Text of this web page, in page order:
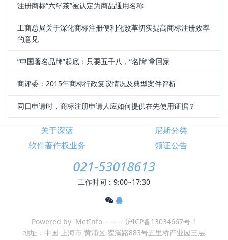
注册商标“六堡茶”被认定为商品通用名称
工商总局关于深化商标注册便利化改革切实提高商标注册效率
的意见
“中国著名品牌”起底：只要五千八，“名牌”拿回家
商评委：2015年商标行政复议情况及典型案件评析
同日申请时，商标注册申请人应如何提供在先使用证据？
关于深蓝
尼斯分类
软件著作权业务
领证公告
021-53018613
工作时间：9:00~17:30
Powered by MetInfo---------沪ICP备13034667号-1
地址：中国 上海市 黄浦区 瞿溪路883号五里桥产业园三层